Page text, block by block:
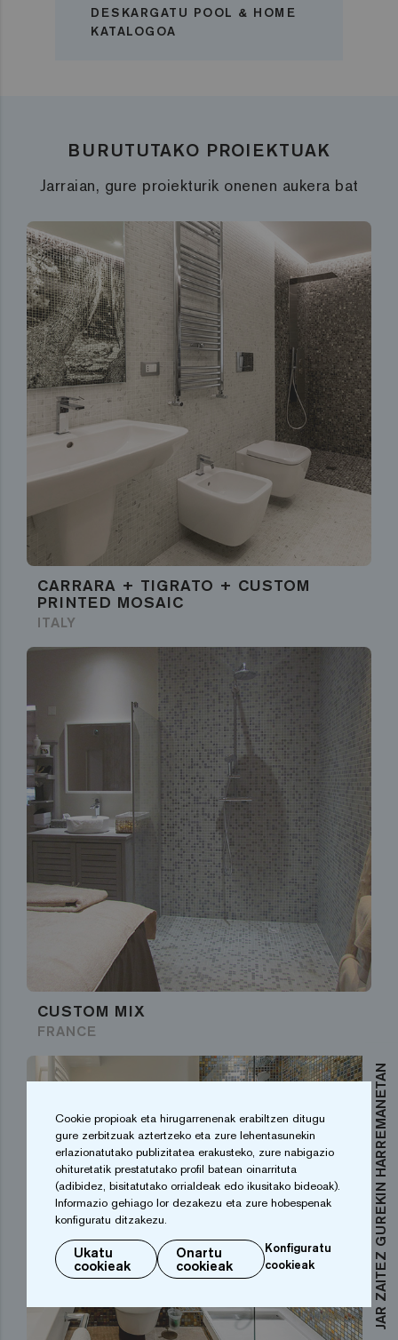
DESKARGATU POOL & HOME
KATALOGOA
JAR ZAITEZ GUREKIN HARREMANETAN
BURUTUTAKO PROIEKTUAK
Jarraian, gure proiekturik onenen aukera bat
CARRARA + TIGRATO + CUSTOM
PRINTED MOSAIC
ITALY
CUSTOM MIX
FRANCE
Cookie propioak eta hirugarrenenak erabiltzen ditugu
gure zerbitzuak aztertzeko eta zure lehentasunekin
erlazionatutako publizitatea erakusteko, zure nabigazio
ohituretatik prestatutako profil batean oinarrituta
(adibidez, bisitatutako orrialdeak edo ikusitako bideoak).
Informazio gehiago lor dezakezu eta zure hobespenak
konfiguratu ditzakezu.
Ukatu
cookieak
Onartu
cookieak
Konfiguratu
cookieak